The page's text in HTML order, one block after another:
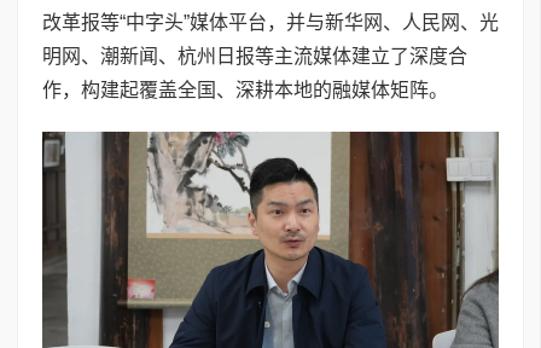
改革报等“中字头”媒体平台，并与新华网、人民网、光
明网、潮新闻、杭州日报等主流媒体建立了深度合
作，构建起覆盖全国、深耕本地的融媒体矩阵。